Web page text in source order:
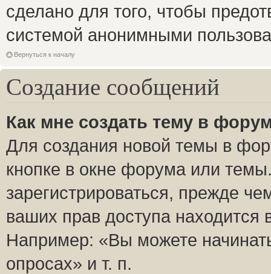
сделано для того, чтобы
системой анонимными
Вернуться к началу
Создание сообщений
Как мне создать тему в
Для создания новой темы в
кнопке в окне форума или
зарегистрироваться, прежде
ваших прав доступа
Например: «Вы можете
опросах» и т. п.